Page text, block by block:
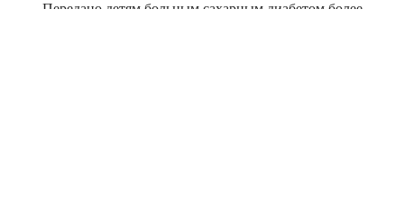
Передано детям больным сахарным диабетом более